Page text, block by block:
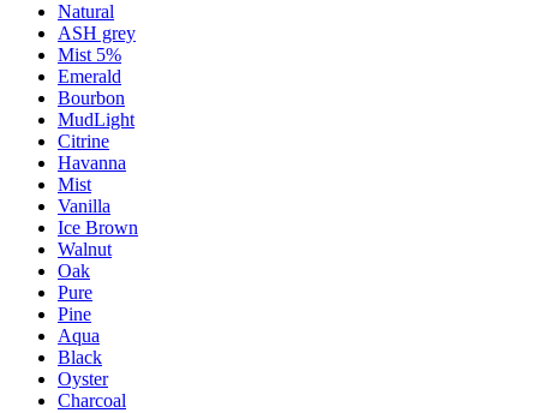
Natural
ASH grey
Mist 5%
Emerald
Bourbon
MudLight
Citrine
Havanna
Mist
Vanilla
Ice Brown
Walnut
Oak
Pure
Pine
Aqua
Black
Oyster
Charcoal